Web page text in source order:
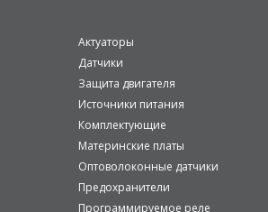
Актуаторы
Датчики
Защита двигателя
Источники питания
Комплектующие
Материнские платы
Оптоволоконные датчики
Предохранители
Программируемое реле